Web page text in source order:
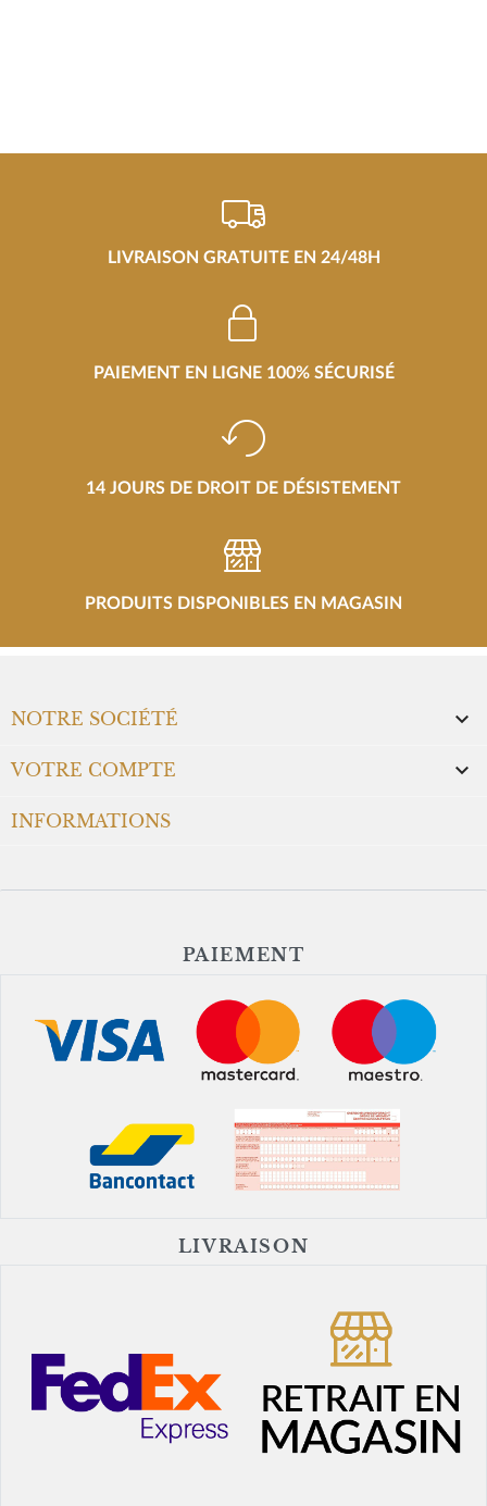
LIVRAISON GRATUITE EN 24/48H
PAIEMENT EN LIGNE 100% SÉCURISÉ
14 JOURS DE DROIT DE DÉSISTEMENT
PRODUITS DISPONIBLES EN MAGASIN
NOTRE SOCIÉTÉ 
VOTRE COMPTE 
INFORMATIONS
PAIEMENT
LIVRAISON